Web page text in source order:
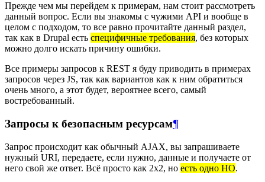
Прежде чем мы перейдем к примерам, нам стоит рассмотреть
данный вопрос. Если вы знакомы с чужими API и вообще в
целом с подходом, то все равно прочитайте данный раздел,
так как в Drupal есть специфичные требования, без которых
можно долго искать причину ошибки.
Все примеры запросов к REST я буду приводить в примерах
запросов через JS, так как вариантов как к ним обратиться
очень много, а этот будет, вероятнее всего, самый
востребованный.
Запросы к безопасным ресурсам¶
Запрос происходит как обычный AJAX, вы запрашиваете
нужный URI, передаете, если нужно, данные и получаете от
него свой же ответ. Всё просто как 2х2, но есть одно НО.